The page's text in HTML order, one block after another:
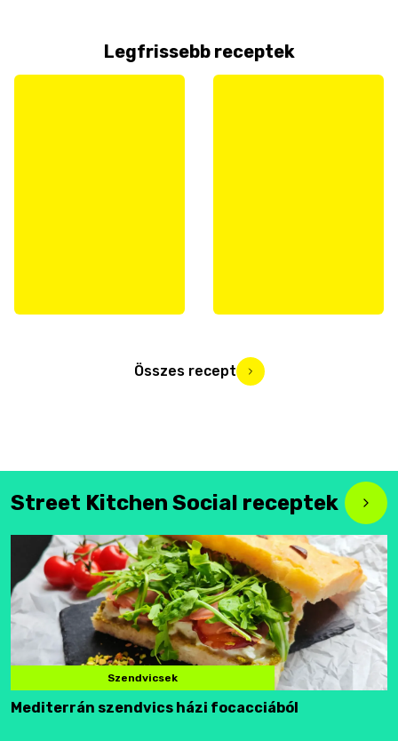
Legfrissebb receptek
Összes recept
Street Kitchen Social receptek
Szendvicsek
Mediterrán szendvics házi focacciából